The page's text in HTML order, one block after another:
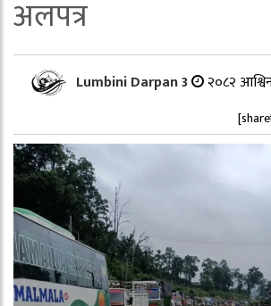
अलपत्र
Lumbini Darpan 3 २०८२